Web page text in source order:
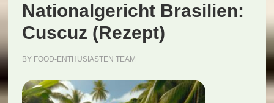
Nationalgericht Brasilien:
Cuscuz (Rezept)
BY FOOD-ENTHUSIASTEN TEAM